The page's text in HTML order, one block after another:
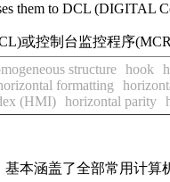
them to DCL
或控制台监控程序
structure hook
formatting
(HMI) horizontal parity
本涵盖了全部常用计